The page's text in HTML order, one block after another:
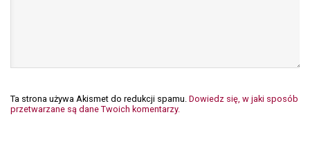
Ta strona używa Akismet do redukcji spamu. Dowiedz się, w jaki sposób
przetwarzane są dane Twoich komentarzy.